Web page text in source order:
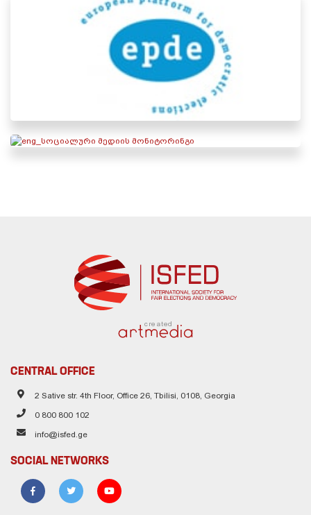
created
CENTRAL OFFICE
2 Sative str. 4th Floor, Office 26, Tbilisi, 0108, Georgia
0 800 800 102
info@isfed.ge
SOCIAL NETWORKS